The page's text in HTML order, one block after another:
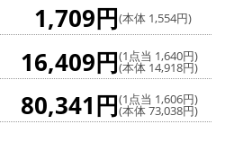
1,709円(本体 1,554円)
16,409円(1点当 1,640円)
(本体 14,918円)
80,341円(1点当 1,606円)
(本体 73,038円)